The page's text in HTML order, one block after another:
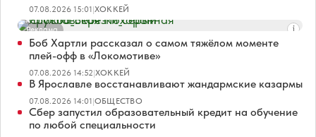
07.08.2026 15:01|ХОККЕЙ
Реклама
Боб Хартли рассказал о самом тяжёлом моменте
плей-офф в «Локомотиве»
07.08.2026 14:52|ХОККЕЙ
В Ярославле восстанавливают жандармские казармы
07.08.2026 14:01|ОБЩЕСТВО
Сбер запустил образовательный кредит на обучение
по любой специальности